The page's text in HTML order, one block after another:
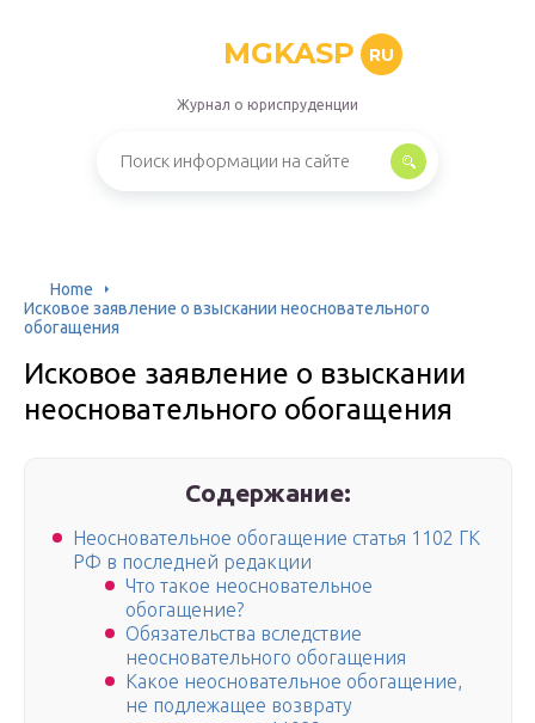
MGKASP RU
Журнал о юриспруденции
Home
Исковое заявление о взыскании неосновательного
обогащения
Исковое заявление о взыскании
неосновательного обогащения
Содержание:
Неосновательное обогащение статья 1102 ГК
РФ в последней редакции
Что такое неосновательное
обогащение?
Обязательства вследствие
неосновательного обогащения
Какое неосновательное обогащение,
не подлежащее возврату